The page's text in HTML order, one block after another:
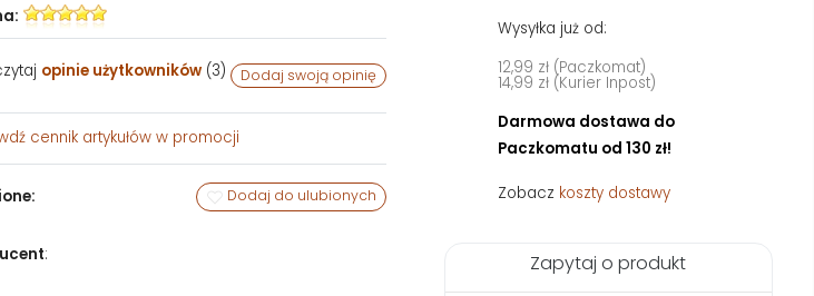
opinie użytkowników(3) Dodaj swoją opinię
cennik artykułów w promocji
Dodaj do ulubionych
:
Wysyłka już od:
12,99 zł (Paczkomat)
14,99 zł (Kurier Inpost)
Darmowa dostawa do
Paczkomatu od 130 zł!
Zobacz koszty dostawy
Zapytaj o produkt